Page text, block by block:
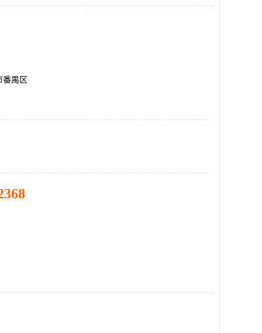
番禺区